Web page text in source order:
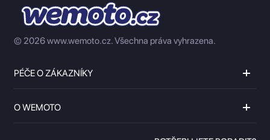
© 2026 www.wemoto.cz.Všechna práva vyhrazena.
PÉČE O ZÁKAZNÍKY
O WEMOTO